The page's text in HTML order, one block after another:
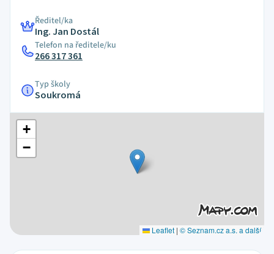
Ředitel/ka
Ing. Jan Dostál
Telefon na ředitele/ku
266 317 361
Typ školy
Soukromá
+
−
Leaflet | © Seznam.cz a.s. a další